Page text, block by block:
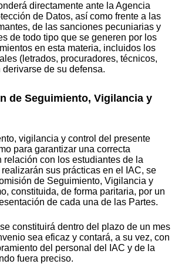
directamente ante la Agencia
de Datos, así como frente a las
de las sanciones pecuniarias y
de todo tipo que se generen por los
en esta materia, incluidos los
(letrados, procuradores, técnicos,
de su defensa.
de Seguimiento, Vigilancia y
vigilancia y control del presente
para garantizar una correcta
relación con los estudiantes de la
sus prácticas en el IAC, se
de Seguimiento, Vigilancia y
constituida, de forma paritaria, por un
de cada una de las Partes.
constituirá dentro del plazo de un mes
sea eficaz y contará, a su vez, con
del personal del IAC y de la
fuera preciso.